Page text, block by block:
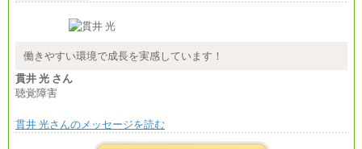
総合職 月給208,000～235,000円
※詳細はJTBキャリアサイトよりご確認ください。
総合職 月給220,000～230,000円＋地域間調整給
働きやすい環境で成長を実感しています！
貫井 光 さん
聴覚障害
貫井 光さんのメッセージを読む